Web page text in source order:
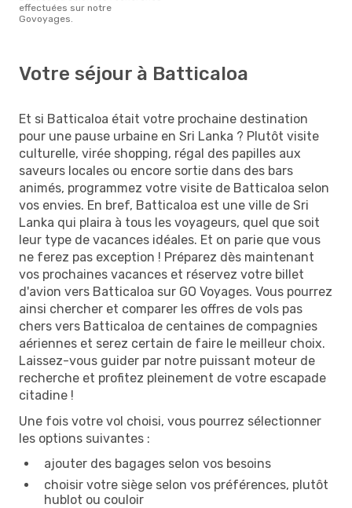
effectuées sur notre
Govoyages.
Votre séjour à Batticaloa
Et si Batticaloa était votre prochaine destination
pour une pause urbaine en Sri Lanka ? Plutôt visite
culturelle, virée shopping, régal des papilles aux
saveurs locales ou encore sortie dans des bars
animés, programmez votre visite de Batticaloa selon
vos envies. En bref, Batticaloa est une ville de Sri
Lanka qui plaira à tous les voyageurs, quel que soit
leur type de vacances idéales. Et on parie que vous
ne ferez pas exception ! Préparez dès maintenant
vos prochaines vacances et réservez votre billet
d'avion vers Batticaloa sur GO Voyages. Vous pourrez
ainsi chercher et comparer les offres de vols pas
chers vers Batticaloa de centaines de compagnies
aériennes et serez certain de faire le meilleur choix.
Laissez-vous guider par notre puissant moteur de
recherche et profitez pleinement de votre escapade
citadine !
Une fois votre vol choisi, vous pourrez sélectionner
les options suivantes :
ajouter des bagages selon vos besoins
choisir votre siège selon vos préférences, plutôt
hublot ou couloir